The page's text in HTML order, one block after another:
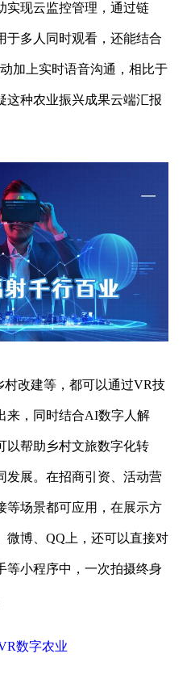
实现云监控管理，通过链
于多人同时观看，还能结合
加上实时语音沟通，相比于
这种农业振兴成果云端汇报
改建等，都可以通过VR技
来，同时结合AI数字人解
以帮助乡村文旅数字化转
发展。在招商引资、活动营
等场景都可应用，在展示方
微博、QQ上，还可以直接对
等小程序中，一次拍摄终身
数字农业